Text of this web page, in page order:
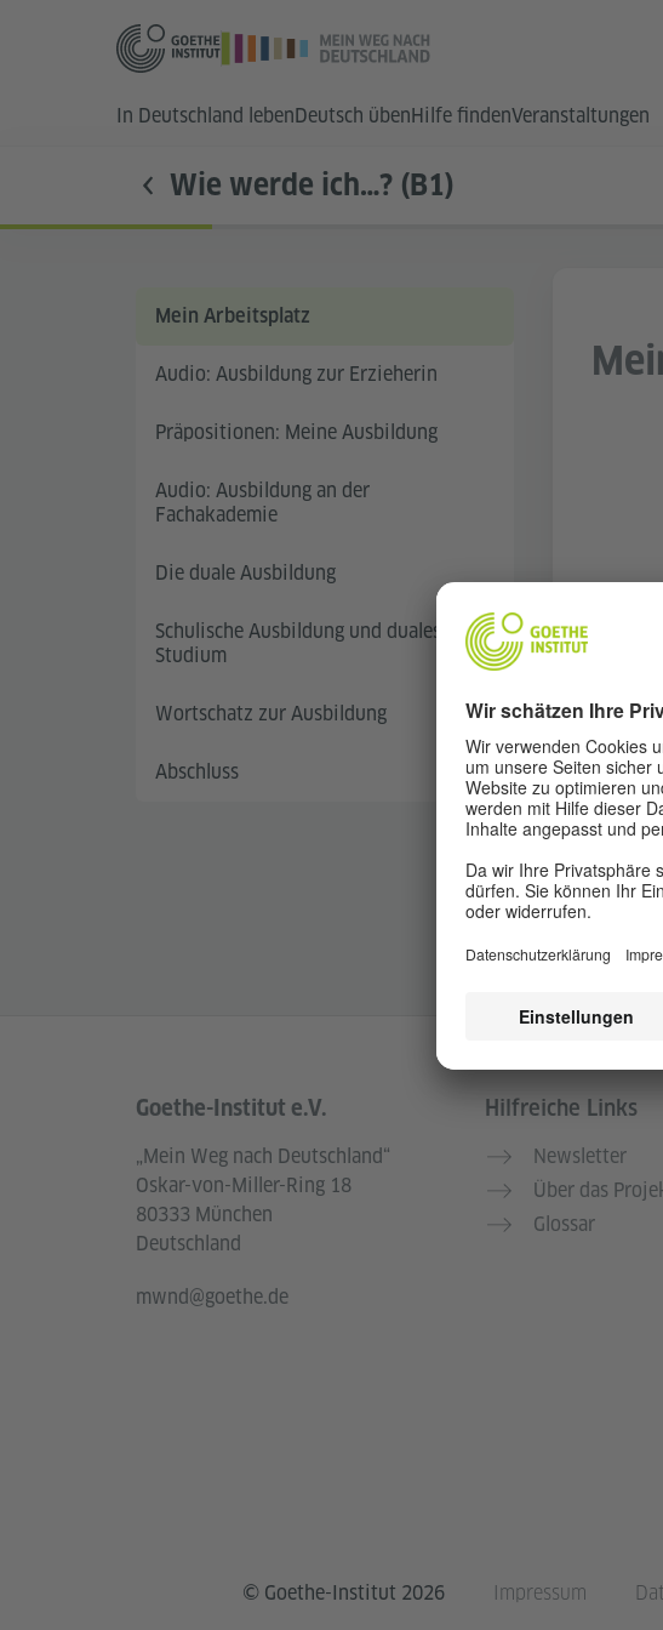
In Deutschland lebenDeutsch übenHilfe findenVeranstaltungen
Wie werde ich…? (B1)
Mein Arbeitsplatz
Audio: Ausbildung zur Erzieherin
Präpositionen: Meine Ausbildung
Audio: Ausbildung an der
Fachakademie
Die duale Ausbildung
Schulische Ausbildung und duales
Studium
Wortschatz zur Ausbildung
Abschluss
Service- und Informationsbereich
Goethe-Institut e.V.
„Mein Weg nach Deutschland“
Oskar-von-Miller-Ring 18
80333 München
Deutschland
mwnd@goethe.de
Hilfreiche Links
Newsletter
Über das
Glossar
© Goethe-Institut 2026 Impressum